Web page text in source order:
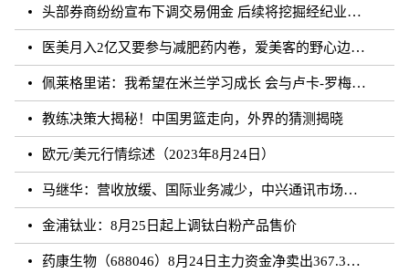
头部券商纷纷宣布下调交易佣金 后续将挖掘经纪业务佣金降费潜力
医美月入2亿又要参与减肥药内卷，爱美客的野心边界在哪？
佩莱格里诺：我希望在米兰学习成长 会与卢卡-罗梅罗团结互助
教练决策大揭秘！中国男篮走向，外界的猜测揭晓
欧元/美元行情综述（2023年8月24日）
马继华：营收放缓、国际业务减少，中兴通讯市场重心向国内靠拢？
金浦钛业：8月25日起上调钛白粉产品售价
药康生物（688046）8月24日主力资金净卖出367.31万元